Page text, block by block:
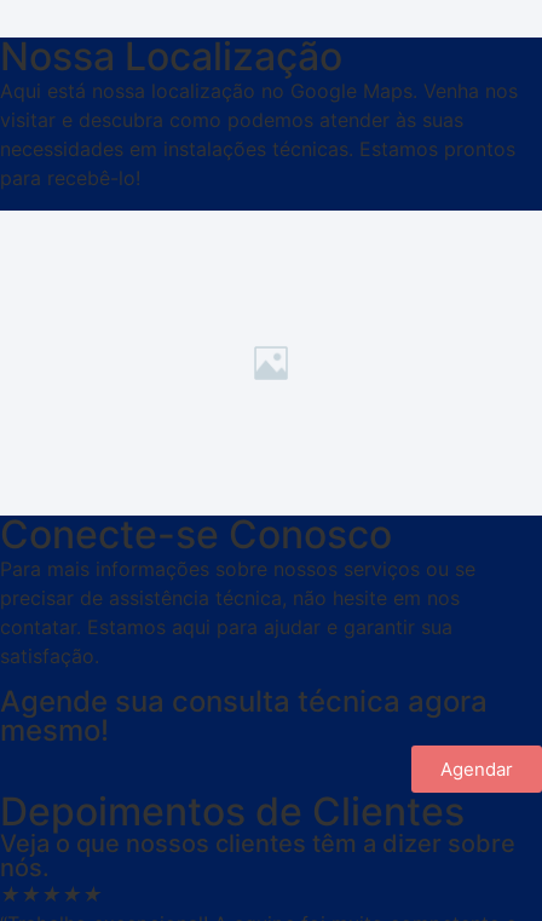
Nossa Localização
Aqui está nossa localização no Google Maps. Venha nos
visitar e descubra como podemos atender às suas
necessidades em instalações técnicas. Estamos prontos
para recebê-lo!
Conecte-se Conosco
Para mais informações sobre nossos serviços ou se
precisar de assistência técnica, não hesite em nos
contatar. Estamos aqui para ajudar e garantir sua
satisfação.
Agende sua consulta técnica agora
mesmo!
Agendar
Depoimentos de Clientes
Veja o que nossos clientes têm a dizer sobre
nós.
★ ★ ★ ★ ★